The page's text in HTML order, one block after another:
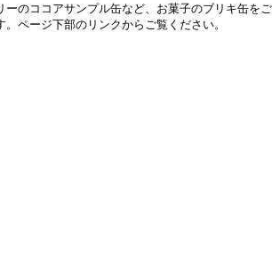
ーのココアサンプル缶など、お菓子のブリキ缶を
。ページ下部のリンクからご覧ください。